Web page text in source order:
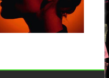
album acclamé, la danoise
Agnès Obel...